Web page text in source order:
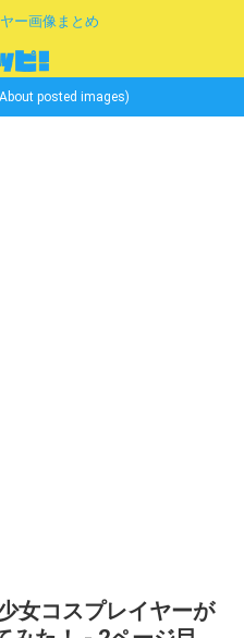
ー画像まとめ
posted images)
女コスプレイヤーが